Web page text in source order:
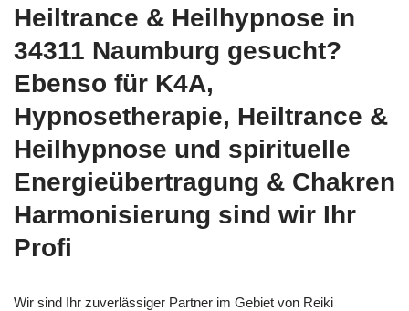
Heiltrance & Heilhypnose in
34311 Naumburg gesucht?
Ebenso für K4A,
Hypnosetherapie, Heiltrance &
Heilhypnose und spirituelle
Energieübertragung & Chakren
Harmonisierung sind wir Ihr
Profi
Wir sind Ihr zuverlässiger Partner im Gebiet von Reiki